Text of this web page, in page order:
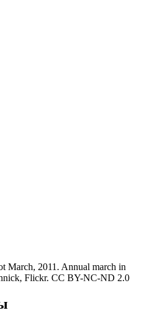
March, 2011. Annual march in
Flickr. CC BY-NC-ND 2.0